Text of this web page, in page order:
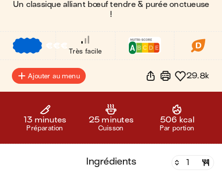
Un classique alliant bœuf tendre & purée onctueuse
!
€€€
Très facile
Ajouter au menu 29.8k
13 minutes
Préparation
25 minutes
Cuisson
506 kcal
Par portion
ingrédients